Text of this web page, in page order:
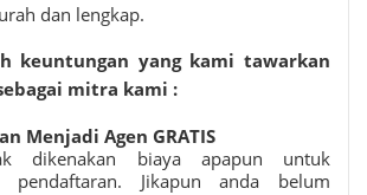
dan lengkap.
keuntungan yang kami tawarkan
mitra kami :
Menjadi Agen GRATIS
dikenakan biaya apapun untuk
pendaftaran. Jikapun anda belum